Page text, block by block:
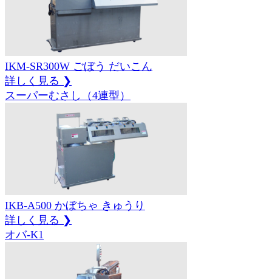
IKM-SR300W ごぼう だいこん
詳しく見る ❯
スーパーむさし（4連型）
IKB-A500 かぼちゃ きゅうり
詳しく見る ❯
オバ-K1